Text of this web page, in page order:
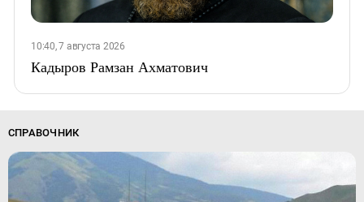
10:40, 7 августа 2026
Кадыров Рамзан Ахматович
СПРАВОЧНИК